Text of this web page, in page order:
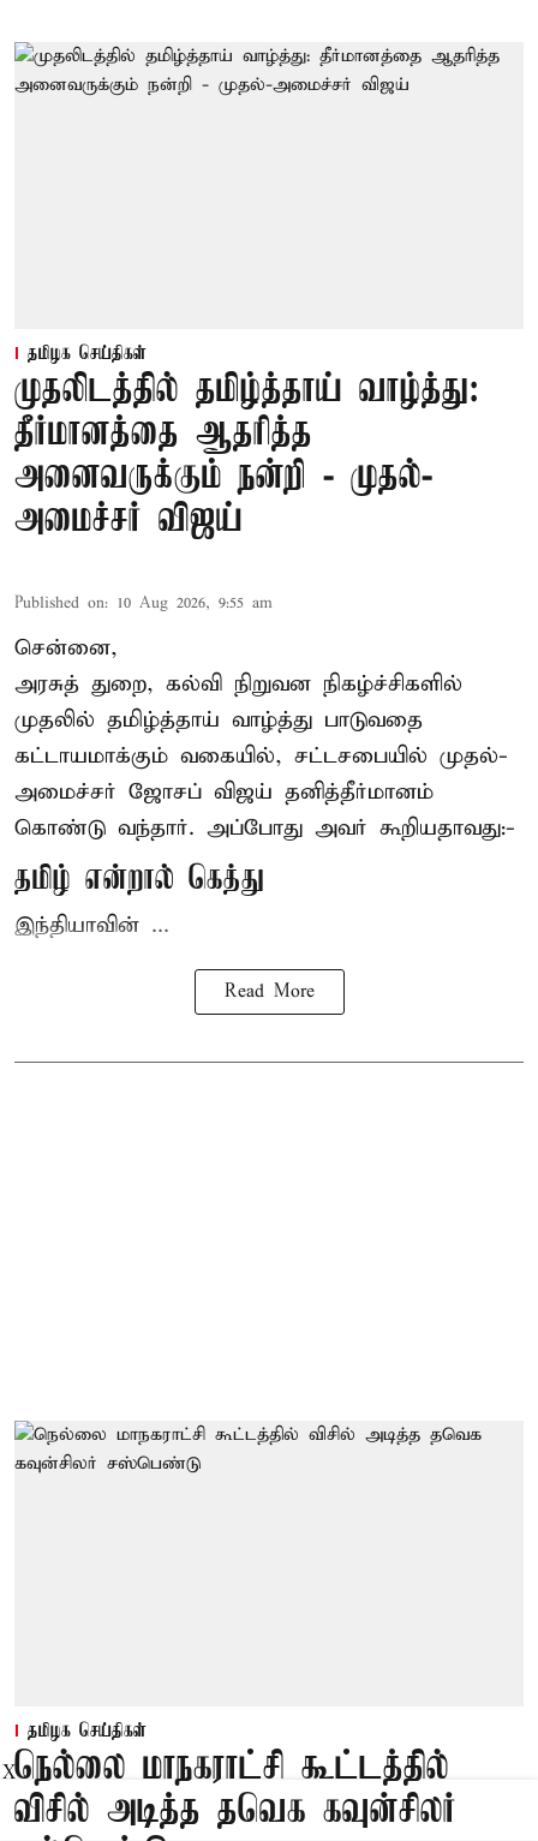
தமிழக செய்திகள்
முதலிடத்தில் தமிழ்த்தாய் வாழ்த்து:
தீர்மானத்தை ஆதரித்த
அனைவருக்கும் நன்றி - முதல்-
அமைச்சர் விஜய்
Published on: 10 Aug 2026, 9:55 am
சென்னை,
அரசுத் துறை, கல்வி நிறுவன நிகழ்ச்சிகளில்
முதலில் தமிழ்த்தாய் வாழ்த்து பாடுவதை
கட்டாயமாக்கும் வகையில், சட்டசபையில் முதல்-
அமைச்சர் ஜோசப் விஜய் தனித்தீர்மானம்
கொண்டு வந்தார். அப்போது அவர் கூறியதாவது:-
தமிழ் என்றால் கெத்து
இந்தியாவின் ...
Read More
தமிழக செய்திகள்
நெல்லை மாநகராட்சி கூட்டத்தில்
விசில் அடித்த தவெக கவுன்சிலர்
X